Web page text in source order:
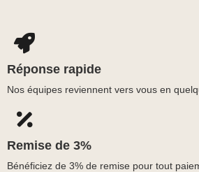
Réponse rapide
Nos équipes reviennent vers vous en
Remise de 3%
Bénéficiez de 3% de remise pour tout